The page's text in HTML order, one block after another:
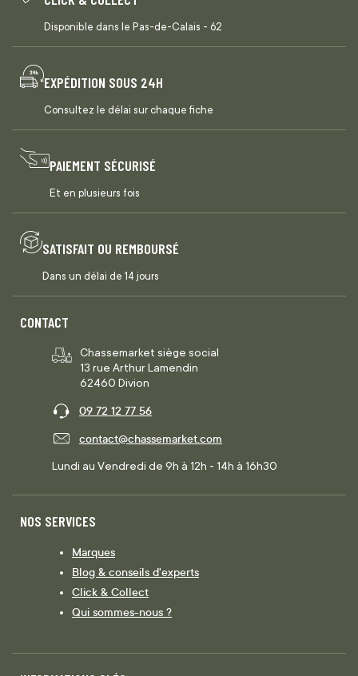
Disponible dans le Pas-de-Calais - 62
EXPÉDITION SOUS 24H
Consultez le délai sur chaque fiche
PAIEMENT SÉCURISÉ
Et en plusieurs fois
SATISFAIT OU REMBOURSÉ
Dans un délai de 14 jours
CONTACT
Chassemarket siège social
13 rue Arthur Lamendin
62460 Divion
09 72 12 77 56
contact@chassemarket.com
Lundi au Vendredi de 9h à 12h - 14h à 16h30
NOS SERVICES
Marques
Blog & conseils d'experts
Click & Collect
Qui sommes-nous ?